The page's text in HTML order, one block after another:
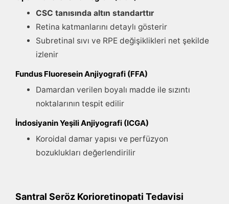
CSC tanısında altın standarttır
Retina katmanlarını detaylı gösterir
Subretinal sıvı ve RPE değişiklikleri net şekilde
izlenir
Fundus Fluoresein Anjiyografi (FFA)
Damardan verilen boyalı madde ile sızıntı
noktalarının tespit edilir
İndosiyanin Yeşili Anjiyografi (ICGA)
Koroidal damar yapısı ve perfüzyon
bozuklukları değerlendirilir
Santral Seröz Korioretinopati Tedavisi